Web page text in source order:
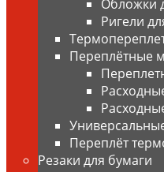
Обложки
Ригели
Переплётные
Переплёт
Резаки для бумаги